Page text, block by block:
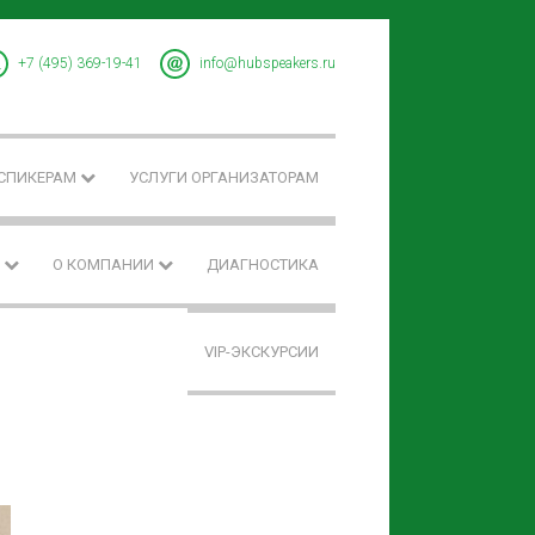
+7 (495) 369-19-41 info@hubspeakers.ru
УСЛУГИ ОРГАНИЗАТОРАМ
О КОМПАНИИ ДИАГНОСТИКА
VIP-ЭКСКУРСИИ